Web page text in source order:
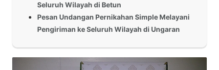
Seluruh Wilayah di Betun
Pesan Undangan Pernikahan Simple Melayani
Pengiriman ke Seluruh Wilayah di Ungaran